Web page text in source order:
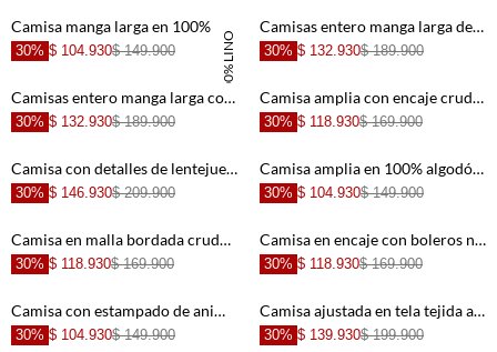
+
+
+
+
+
+
+
+
100% LINO
+
30% $ 104.930$ 149.900
+
Camisas entero manga larga de acabado suave para mujer
30% $ 132.930$ 189.900
Camisas entero manga larga con detalle moderno para mujer
30% $ 132.930$ 189.900
Camisa amplia con encaje crudo para mujer
30% $ 118.930$ 169.900
Camisa con detalles de lentejuelas y lino negra para mujer
30% $ 146.930$ 209.900
Camisa amplia en 100% algodón negro para mujer
30% $ 104.930$ 149.900
Camisa en malla bordada cruda para mujer
30% $ 118.930$ 169.900
Camisa en encaje con boleros negra para mujer
30% $ 118.930$ 169.900
Camisa con estampado de animal print para mujer
30% $ 104.930$ 149.900
Camisa ajustada en tela tejida a rayas para mujer
30% $ 139.930$ 199.900